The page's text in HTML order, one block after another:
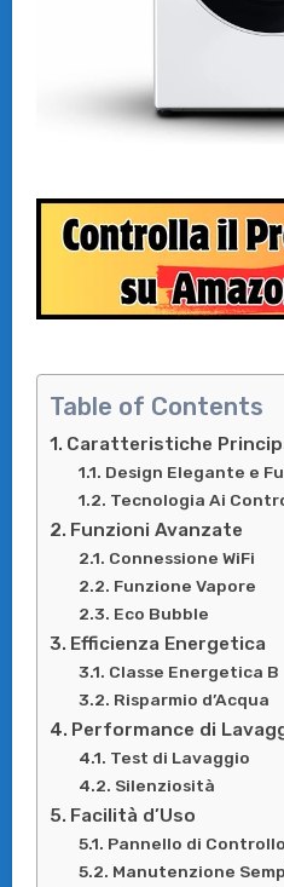
Table of Contents
Caratteristiche
Design Elegante e
Tecnologia Ai
Funzioni Avanzate
Connessione WiFi
Funzione Vapore
Eco Bubble
Efficienza Energetica
Classe Energetica B
Risparmio d’Acqua
Performance di
Test di Lavaggio
Silenziosità
Facilità d’Uso
Pannello di
Manutenzione